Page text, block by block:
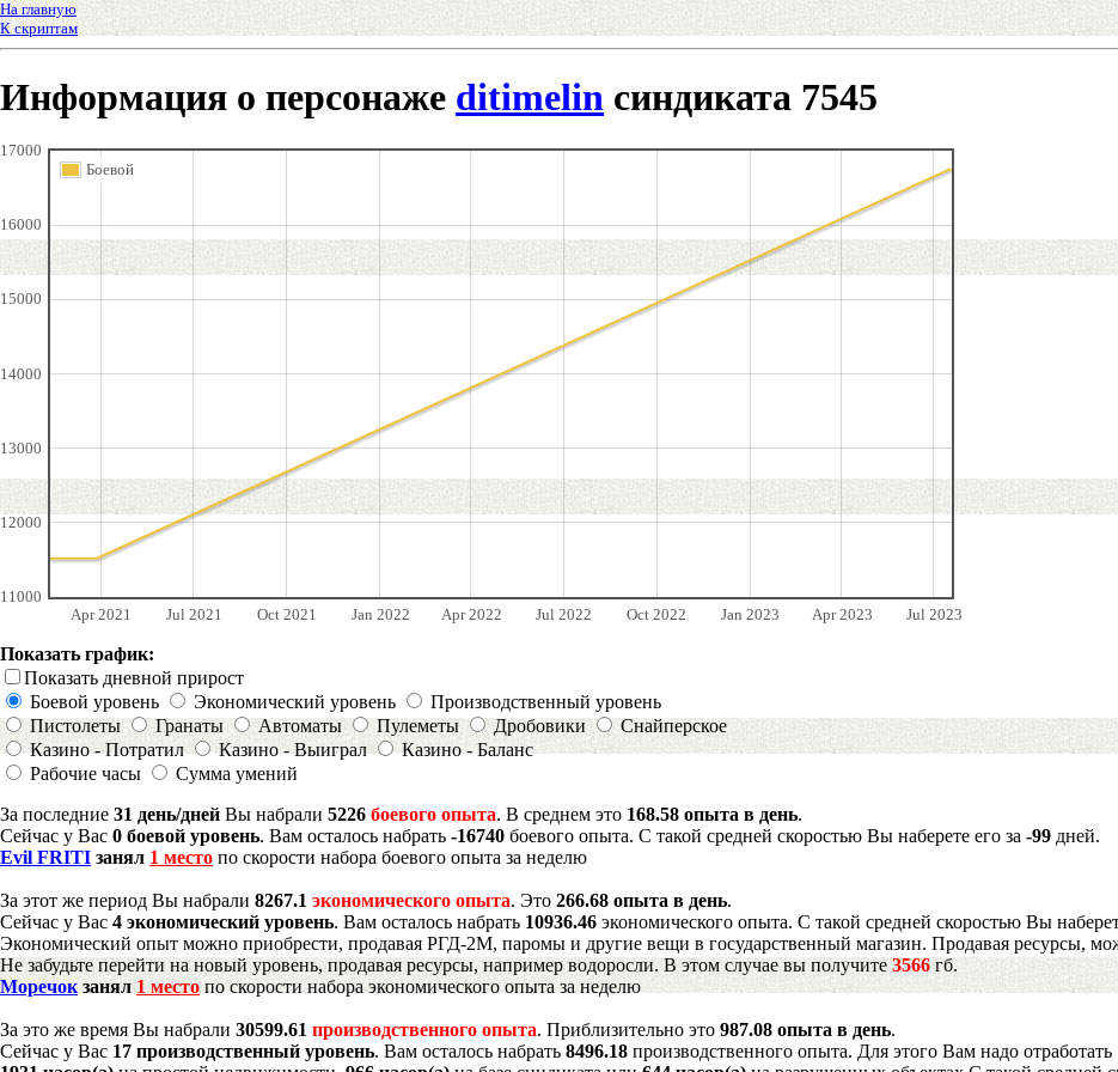
На главную
К скриптам
Информация о персонаже ditimelin синдиката 7545
Apr 2021 Jul 2021 Oct 2021 Jan 2022 Apr 2022 Jul 2022 Oct 2022 Jan 2023 Apr 2023 Jul 2023
11000
12000
13000
14000
15000
16000
17000
Боевой
Показать график:
Показать дневной прирост
Боевой уровень
Экономический уровень
Производственный уровень
Пистолеты
Гранаты Автоматы Пулеметы Дробовики
Снайперское
Казино - Потратил
Казино - Выиграл
Казино - Баланс
Рабочие часы
Сумма умений
За последние 31 день/дней Вы набрали 5226 боевого опыта. В среднем это 168.58 опыта в день.
Сейчас у Вас 0 боевой уровень. Вам осталось набрать -16740 боевого опыта. С такой средней скоростью Вы наберете его за -99 дней.
Evil FRITI занял 1 место по скорости набора боевого опыта за неделю
За этот же период Вы набрали 8267.1 экономического опыта. Это 266.68 опыта в день.
Сейчас у Вас 4 экономический уровень. Вам осталось набрать 10936.46 экономического опыта. С такой средней скоростью Вы
Экономический опыт можно приобрести, продавая РГД-2М, паромы и другие вещи в государственный магазин. Продавая ресурсы,
Не забудьте перейти на новый уровень, продавая ресурсы, например водоросли. В этом случае вы получите 3566 гб.
Моречок занял 1 место по скорости набора экономического опыта за неделю
За это же время Вы набрали 30599.61 производственного опыта. Приблизительно это 987.08 опыта в день.
Сейчас у Вас 17 производственный уровень. Вам осталось набрать 8496.18 производственного опыта. Для этого Вам надо отработать